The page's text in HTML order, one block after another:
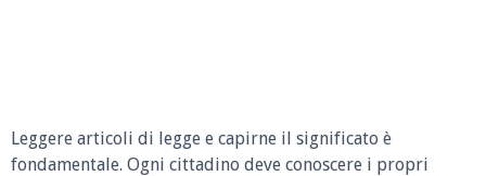
Leggere articoli di legge e capirne il significato è
fondamentale. Ogni cittadino deve conoscere i propri